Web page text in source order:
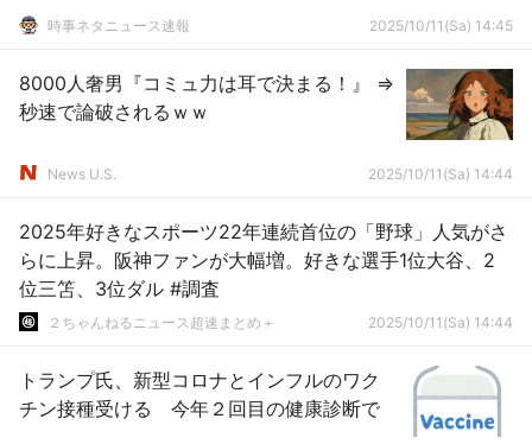
時事ネタニュース速報 2025/10/11(Sa) 14:45
8000人奢男『コミュ力は耳で決まる！』 ⇒
秒速で論破されるｗｗ
News U.S. 2025/10/11(Sa) 14:44
2025年好きなスポーツ22年連続首位の「野球」人気がさ
らに上昇。阪神ファンが大幅増。好きな選手1位大谷、2
位三笘、3位ダル #調査
２ちゃんねるニュース超速まとめ＋ 2025/10/11(Sa) 14:44
トランプ氏、新型コロナとインフルのワク
チン接種受ける 今年２回目の健康診断で